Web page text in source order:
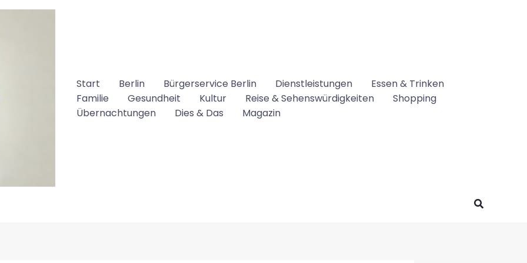
Start Berlin Bürgerservice Berlin Dienstleistungen
Essen & Trinken
Familie
Gesundheit Kultur Reise & Sehenswürdigkeiten
Shopping
Übernachtungen
Dies & Das Magazin
Suchen